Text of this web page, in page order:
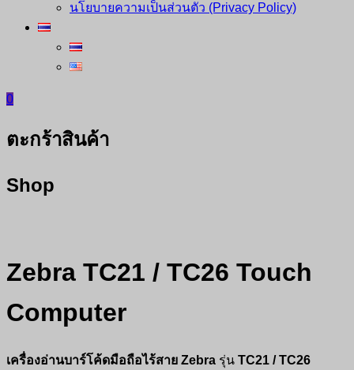
นโยบายความเป็นส่วนตัว (Privacy Policy)
0
ตะกร้าสินค้า
Shop
Zebra TC21 / TC26 Touch
Computer
เครื่องอ่านบาร์โค้ดมือถือไร้สาย Zebra รุ่น TC21 / TC26